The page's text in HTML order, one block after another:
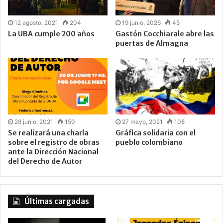
12 agosto, 2021 204
La UBA cumple 200 años
19 junio, 2026 45
Gastón Cocchiarale abre las
puertas de Almagna
28 junio, 2021 150
Se realizará una charla
sobre el registro de obras
ante la Dirección Nacional
del Derecho de Autor
27 mayo, 2021 108
Gráfica solidaria con el
pueblo colombiano
Últimas cargadas